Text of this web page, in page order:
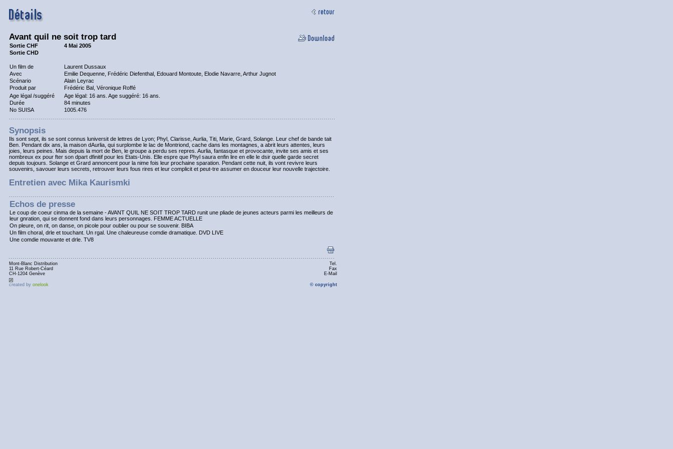
Avant quil ne soit trop tard
Sortie CHF
4 Mai 2005
Sortie CHD
Un film de
Laurent Dussaux
Avec
Emilie Dequenne, Frédéric Diefenthal, Edouard Montoute, Elodie Navarre, Arthur Jugnot
Scénario
Alain Leyrac
Produit par
Frédéric Bal, Véronique Roffé
Age légal /suggéré
Age légal: 16 ans. Age suggéré: 16 ans.
Durée
84 minutes
No SUISA
1005.476
Synopsis
Ils sont sept, ils se sont connus luniversit de lettres de Lyon; Phyl, Clarisse, Aurlia, Titi, Marie, Grard, Solange. Leur chef de bande tait
Ben. Pendant dix ans, la maison dAurlia, qui surplombe le lac de Montriond, cache dans les montagnes, a abrit leurs attentes, leurs
joies, leurs peines. Mais depuis la mort de Ben, le groupe a perdu ses repres. Aurlia, fantasque et provocante, invite ses amis et ses
nombreux ex pour fter son dpart dfinitif pour les Etats-Unis. Elle espre que Phyl saura enfin lire en elle le dsir quelle garde secret
depuis toujours. Solange et Grard annoncent pour la nime fois leur prochaine sparation. Pendant cette nuit, ils vont revivre leurs
souvenirs, savouer leurs secrets, retrouver leurs fous rires et leur complicit et peut-tre assumer en douceur leur nouvelle trajectoire.
Entretien avec Mika Kaurismki
Echos de presse
Le coup de coeur cinma de la semaine - AVANT QUIL NE SOIT TROP TARD runit une pliade de jeunes acteurs parmi les meilleurs de
leur gnration, qui se donnent fond dans leurs personnages. FEMME ACTUELLE
On pleure, on rit, on danse, on picole pour oublier ou pour se souvenir. BIBA
Un film choral, drle et touchant. Un rgal. Une chaleureuse comdie dramatique. DVD LIVE
Une comdie mouvante et drle. TV8
Mont-Blanc Distribution
11 Rue Robert-Céard
CH-1204 Genève
Tel.
Fax
E-Mail
created by onelook © copyright